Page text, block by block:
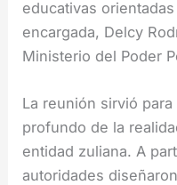
educativas
encargada, Delcy
Ministerio del Poder
La reunión sirvió
profundo de la
entidad zuliana. A
autoridades